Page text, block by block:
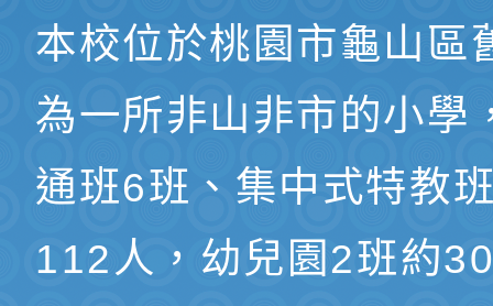
本校位於桃園市龜山區
為一所非山非市的小學
通班6班、集中式特教
112人，幼兒園2班約